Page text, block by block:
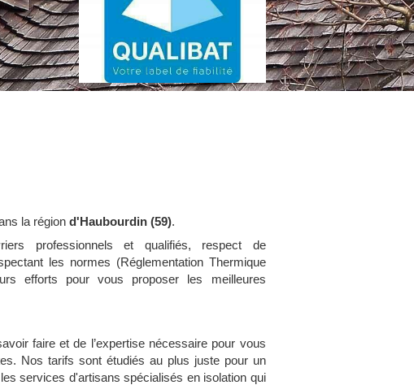
la régiond'Haubourdin (59).
professionnels et qualifiés, respect de
les normes (Réglementation Thermique
efforts pour vous proposer les meilleures
faire et de l’expertise nécessaire pour vous
Nos tarifs sont étudiés au plus juste pour un
services d'artisans spécialisés en isolation qui